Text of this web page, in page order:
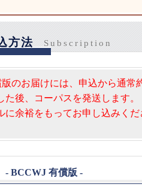
方法 Subscription
のお届けには、申込から通常
た後、コーパスを発送します。
に余裕をもってお申し込みくだ
BCCWJ 有償版 -